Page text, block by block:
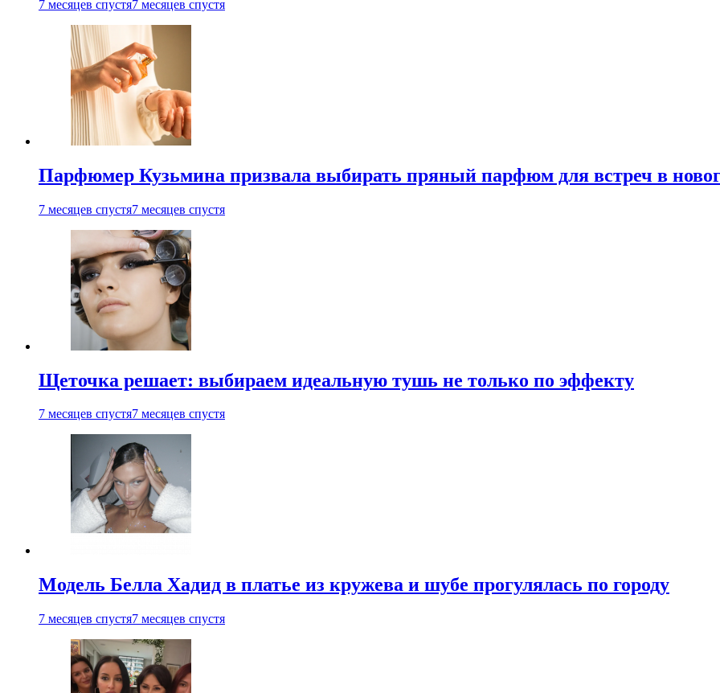
7 месяцев спустя7 месяцев спустя
Парфюмер Кузьмина призвала выбирать пряный парфюм для встреч в
7 месяцев спустя7 месяцев спустя
Щеточка решает: выбираем идеальную тушь не только по эффекту
7 месяцев спустя7 месяцев спустя
Модель Белла Хадид в платье из кружева и шубе прогулялась по городу
7 месяцев спустя7 месяцев спустя